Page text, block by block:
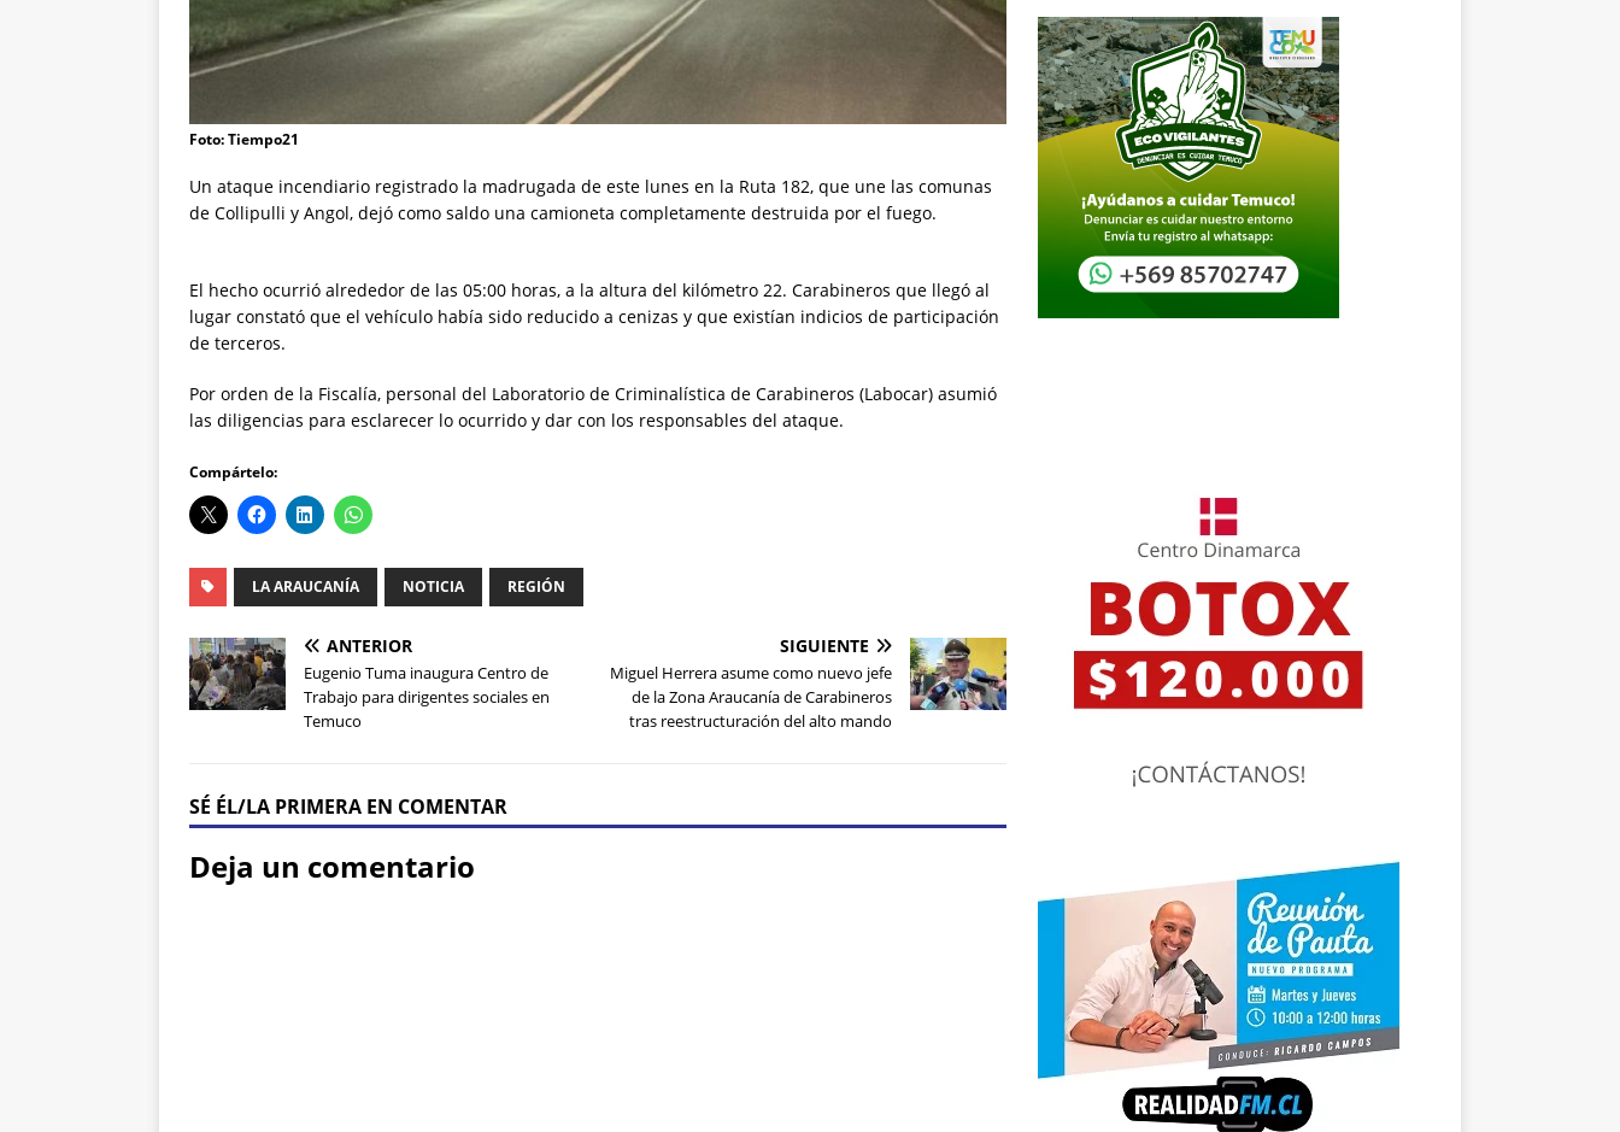
Foto: Tiempo21
Un ataque incendiario registrado la madrugada de este lunes en la Ruta 182, que une las comunas
de Collipulli y Angol, dejó como saldo una camioneta completamente destruida por el fuego.
El hecho ocurrió alrededor de las 05:00 horas, a la altura del kilómetro 22. Carabineros que llegó al
lugar constató que el vehículo había sido reducido a cenizas y que existían indicios de participación
de terceros.
Por orden de la Fiscalía, personal del Laboratorio de Criminalística de Carabineros (Labocar) asumió
las diligencias para esclarecer lo ocurrido y dar con los responsables del ataque.
Compártelo:
LA ARAUCANÍA NOTICIA REGIÓN
ANTERIOR
Eugenio Tuma inaugura Centro de
Trabajo para dirigentes sociales en
Temuco
SIGUIENTE
Miguel Herrera asume como nuevo jefe
de la Zona Araucanía de Carabineros
tras reestructuración del alto mando
SÉ ÉL/LA PRIMERA EN COMENTAR
Deja un comentario